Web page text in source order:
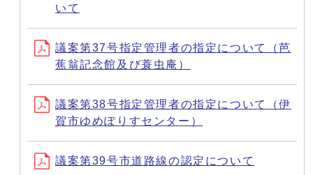
いて
議案第37号指定管理者の指定について（芭
蕉翁記念館及び蓑虫庵）
議案第38号指定管理者の指定について（伊
賀市ゆめぽりすセンター）
議案第39号市道路線の認定について